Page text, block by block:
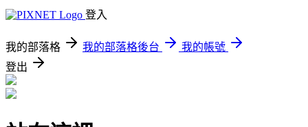
登入
我的部落格 我的部落格後台
我的帳號
登出